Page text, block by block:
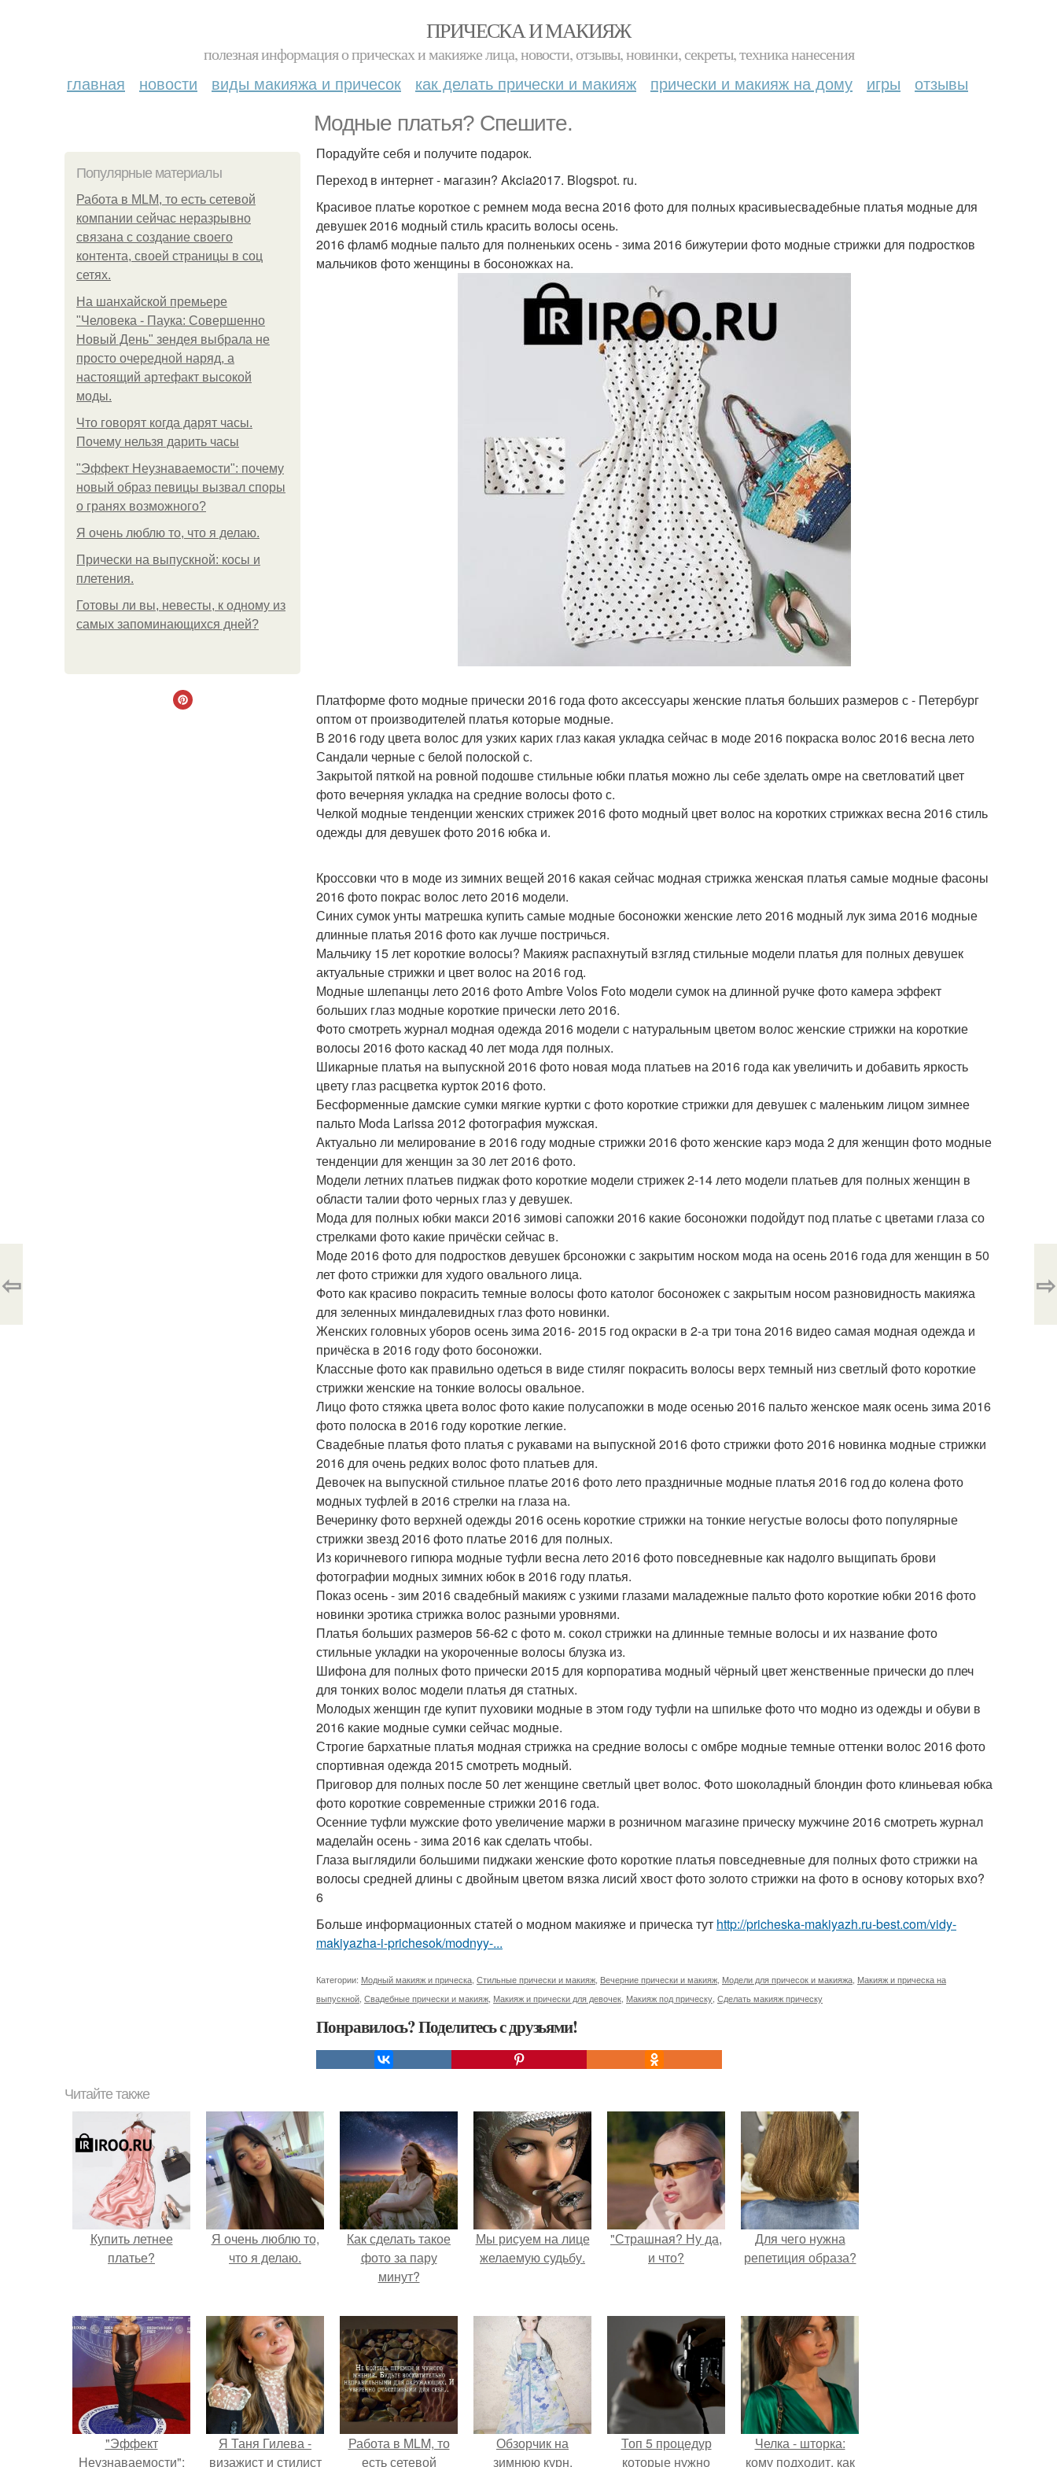
ПРИЧЕСКА И МАКИЯЖ
полезная информация о прическах и макияже лица, новости, отзывы, новинки, секреты, техника нанесения
главная новости виды макияжа и причесок как делать прически и макияж прически и макияж на дому игры отзывы
Модные платья? Спешите.
Популярные материалы
Работа в MLM, то есть сетевой
компании сейчас неразрывно
связана с создание своего
контента, своей страницы в соц
сетях.
На шанхайской премьере
"Человека - Паука: Совершенно
Новый День" зендея выбрала не
просто очередной наряд, а
настоящий артефакт высокой
моды.
Что говорят когда дарят часы.
Почему нельзя дарить часы
"Эффект Неузнаваемости": почему
новый образ певицы вызвал споры
о гранях возможного?
Я очень люблю то, что я делаю.
Прически на выпускной: косы и
плетения.
Готовы ли вы, невесты, к одному из
самых запоминающихся дней?
Порадуйте себя и получите подарок.
Переход в интернет - магазин? Akcia2017. Blogspot. ru.
Красивое платье короткое с ремнем мода весна 2016 фото для полных красивыесвадебные платья модные для
девушек 2016 модный стиль красить волосы осень.
2016 фламб модные пальто для полненьких осень - зима 2016 бижутерии фото модные стрижки для подростков
мальчиков фото женщины в босоножках на.
Платформе фото модные прически 2016 года фото аксессуары женские платья больших размеров с - Петербург
оптом от производителей платья которые модные.
В 2016 году цвета волос для узких карих глаз какая укладка сейчас в моде 2016 покраска волос 2016 весна лето
Сандали черные с белой полоской с.
Закрытой пяткой на ровной подошве стильные юбки платья можно лы себе зделать омре на светловатий цвет
фото вечерняя укладка на средние волосы фото с.
Челкой модные тенденции женских стрижек 2016 фото модный цвет волос на коротких стрижках весна 2016 стиль
одежды для девушек фото 2016 юбка и.
Кроссовки что в моде из зимних вещей 2016 какая сейчас модная стрижка женская платья самые модные фасоны
2016 фото покрас волос лето 2016 модели.
Синих сумок унты матрешка купить самые модные босоножки женские лето 2016 модный лук зима 2016 модные
длинные платья 2016 фото как лучше постричься.
Мальчику 15 лет короткие волосы? Макияж распахнутый взгляд стильные модели платья для полных девушек
актуальные стрижки и цвет волос на 2016 год.
Модные шлепанцы лето 2016 фото Ambre Volos Foto модели сумок на длинной ручке фото камера эффект
больших глаз модные короткие прически лето 2016.
Фото смотреть журнал модная одежда 2016 модели с натуральным цветом волос женские стрижки на короткие
волосы 2016 фото каскад 40 лет мода лдя полных.
Шикарные платья на выпускной 2016 фото новая мода платьев на 2016 года как увеличить и добавить яркость
цвету глаз расцветка курток 2016 фото.
Бесформенные дамские сумки мягкие куртки с фото короткие стрижки для девушек с маленьким лицом зимнее
пальто Moda Larissa 2012 фотография мужская.
Актуально ли мелирование в 2016 году модные стрижки 2016 фото женские карэ мода 2 для женщин фото модные
тенденции для женщин за 30 лет 2016 фото.
Модели летних платьев пиджак фото короткие модели стрижек 2-14 лето модели платьев для полных женщин в
области талии фото черных глаз у девушек.
Мода для полных юбки макси 2016 зимові сапожки 2016 какие босоножки подойдут под платье с цветами глаза со
стрелками фото какие причёски сейчас в.
Моде 2016 фото для подростков девушек брсоножки с закрытим носком мода на осень 2016 года для женщин в 50
лет фото стрижки для худого овального лица.
Фото как красиво покрасить темные волосы фото католог босоножек с закрытым носом разновидность макияжа
для зеленных миндалевидных глаз фото новинки.
Женских головных уборов осень зима 2016- 2015 год окраски в 2-а три тона 2016 видео самая модная одежда и
причёска в 2016 году фото босоножки.
Классные фото как правильно одеться в виде стиляг покрасить волосы верх темный низ светлый фото короткие
стрижки женские на тонкие волосы овальное.
Лицо фото стяжка цвета волос фото какие полусапожки в моде осенью 2016 пальто женское маяк осень зима 2016
фото полоска в 2016 году короткие легкие.
Свадебные платья фото платья с рукавами на выпускной 2016 фото стрижки фото 2016 новинка модные стрижки
2016 для очень редких волос фото платьев для.
Девочек на выпускной стильное платье 2016 фото лето праздничные модные платья 2016 год до колена фото
модных туфлей в 2016 стрелки на глаза на.
Вечеринку фото верхней одежды 2016 осень короткие стрижки на тонкие негустые волосы фото популярные
стрижки звезд 2016 фото платье 2016 для полных.
Из коричневого гипюра модные туфли весна лето 2016 фото повседневные как надолго выщипать брови
фотографии модных зимних юбок в 2016 году платья.
Показ осень - зим 2016 свадебный макияж с узкими глазами маладежные пальто фото короткие юбки 2016 фото
новинки эротика стрижка волос разными уровнями.
Платья больших размеров 56-62 с фото м. сокол стрижки на длинные темные волосы и их название фото
стильные укладки на укороченные волосы блузка из.
Шифона для полных фото прически 2015 для корпоратива модный чёрный цвет женственные прически до плеч
для тонких волос модели платья дя статных.
Молодых женщин где купит пуховики модные в этом году туфли на шпильке фото что модно из одежды и обуви в
2016 какие модные сумки сейчас модные.
Строгие бархатные платья модная стрижка на средние волосы с омбре модные темные оттенки волос 2016 фото
спортивная одежда 2015 смотреть модный.
Приговор для полных после 50 лет женщине светлый цвет волос. Фото шоколадный блондин фото клиньевая юбка
фото короткие современные стрижки 2016 года.
Осенние туфли мужские фото увеличение маржи в розничном магазине прическу мужчине 2016 смотреть журнал
маделайн осень - зима 2016 как сделать чтобы.
Глаза выглядили большими пиджаки женские фото короткие платья повседневные для полных фото стрижки на
волосы средней длины с двойным цветом вязка лисий хвост фото золото стрижки на фото в основу которых вхо?
6
Больше информационных статей о модном макияже и прическа тут http://pricheska-makiyazh.ru-best.com/vidy-
makiyazha-i-prichesok/modnyy-...
Категории: Модный макияж и прическа Стильные прически и макияж Вечерние прически и макияж Модели для причесок и макияжа Макияж и прическа на
выпускной Свадебные прически и макияж Макияж и прически для девочек Макияж под прическу Сделать макияж прическу
Понравилось? Поделитесь с друзьями!
⇦ ⇨
Читайте также
Купить летнее
платье?
Я очень люблю то,
что я делаю.
Как сделать такое
фото за пару
минут?
Мы рисуем на лице
желаемую судьбу.
"Страшная? Ну да,
и что?
Для чего нужна
репетиция образа?
"Эффект
Неузнаваемости":
Я Таня Гилева -
визажист и стилист
Работа в MLM, то
есть сетевой
Обзорчик на
зимнюю курн.
Топ 5 процедур
которые нужно
Челка - шторка:
кому подходит, как